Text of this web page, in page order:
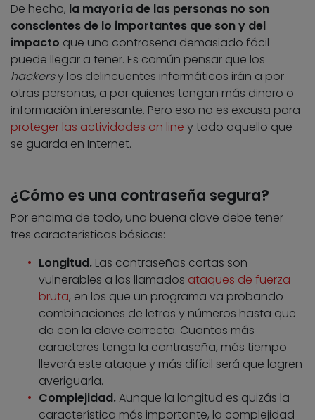
De hecho, la mayoría de las personas no son
conscientes de lo importantes que son y del
impacto que una contraseña demasiado fácil
puede llegar a tener. Es común pensar que los
hackersy los delincuentes informáticos irán a por
otras personas, a por quienes tengan más dinero o
información interesante. Pero eso no es excusa para
proteger las actividades on line y todo aquello que
se guarda en Internet.
¿Cómo es una contraseña segura?
Por encima de todo, una buena clave debe tener
tres características básicas:
Longitud. Las contraseñas cortas son
vulnerables a los llamados ataques de fuerza
bruta, en los que un programa va probando
combinaciones de letras y números hasta que
da con la clave correcta. Cuantos más
caracteres tenga la contraseña, más tiempo
llevará este ataque y más difícil será que logren
averiguarla.
Complejidad.Aunque la longitud es quizás la
característica más importante, la complejidad